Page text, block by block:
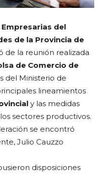
del
de la Provincia de
de la reunión realizada
de Comercio de
del Ministerio de
lineamientos
y las medidas
sectores productivos.
se encontró
Julio Cauzzo
disposiciones